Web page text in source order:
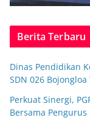
Berita Terbaru
Dinas Pendidikan
SDN 026
Perkuat Sinergi,
Bersama Pengurus